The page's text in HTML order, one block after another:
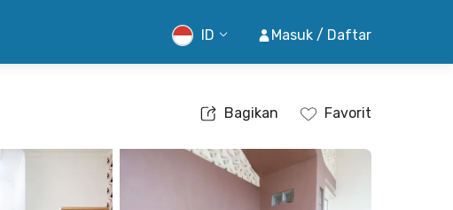
ID Masuk / Daftar
Bagikan Favorit